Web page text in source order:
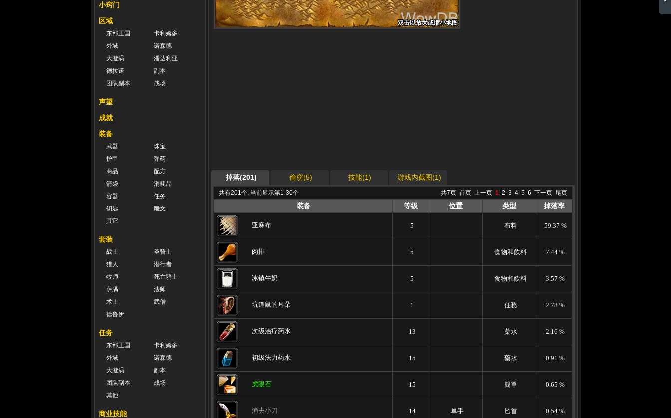
小窍门
区域
东部王国
卡利姆多
外域
诺森德
大漩涡
潘达利亚
德拉诺
副本
团队副本
战场
声望
成就
装备
武器
珠宝
护甲
弹药
商品
配方
箭袋
消耗品
容器
任务
钥匙
雕文
其它
套装
战士
圣骑士
猎人
潜行者
牧师
死亡騎士
萨满
法师
术士
武僧
德鲁伊
任务
东部王国
卡利姆多
外域
诺森德
大漩涡
副本
团队副本
战场
其他
商业技能
双击以放大或缩小地图
双击以放大或缩小地图
双击以放大或缩小地图
双击以放大或缩小地图
双击以放大或缩小地图
双击以放大或缩小地图
双击以放大或缩小地图
双击以放大或缩小地图
双击以放大或缩小地图
掉落(201) 偷窃(5) 技能(1) 游戏内截图(1)
共有201个, 当前显示第1-30个 共7页 首页 上一页 1 2 3 4 5 6 下一页 尾页
装备 等级 位置 类型 掉落率
亚麻布 5 布料 59.37 %
肉排 5 食物和飲料 7.44 %
冰镇牛奶 5 食物和飲料 3.57 %
坑道鼠的耳朵 1 任務 2.78 %
次级治疗药水 13 藥水 2.16 %
初级法力药水 15 藥水 0.91 %
虎眼石 15 簡單 0.65 %
渔夫小刀 14 单手 匕首 0.54 %